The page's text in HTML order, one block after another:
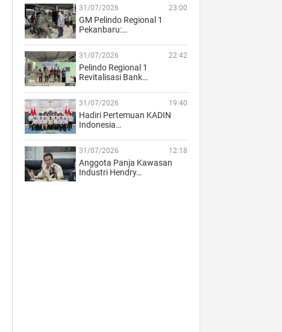
31/07/2026 23:00
GM Pelindo Regional 1
Pekanbaru:…
31/07/2026 22:42
Pelindo Regional 1
Revitalisasi Bank…
31/07/2026 19:40
Hadiri Pertemuan KADIN
Indonesia…
31/07/2026 12:18
Anggota Panja Kawasan
Industri Hendry…